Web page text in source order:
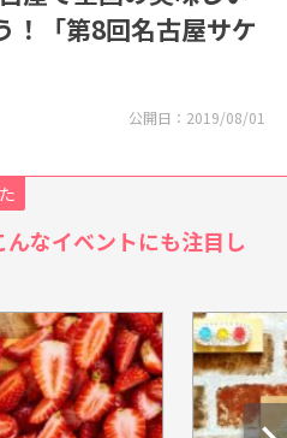
！「第8回名古屋サケ
公開日： 2019/08/01
なイベントにも注目し